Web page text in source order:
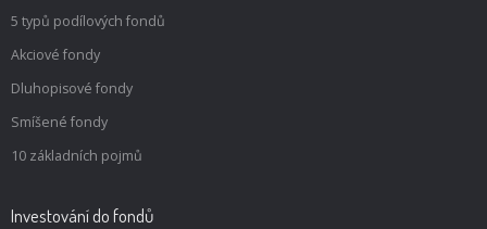
5 typů podílových fondů
Akciové fondy
Dluhopisové fondy
Smíšené fondy
10 základních pojmů
Investování do fondů